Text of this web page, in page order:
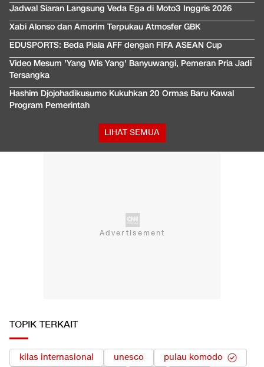
Jadwal Siaran Langsung Veda Ega di Moto3 Inggris 2026
Xabi Alonso dan Amorim Terpukau Atmosfer GBK
EDUSPORTS: Beda Piala AFF dengan FIFA ASEAN Cup
Video Mesum 'Yang Wis Yang' Banyuwangi, Pemeran Pria Jadi
Tersangka
Hashim Djojohadikusumo Kukuhkan 20 Ormas Baru Kawal
Program Pemerintah
LIHAT SEMUA
TOPIK TERKAIT
kilas internasional unesco
pulau komodo